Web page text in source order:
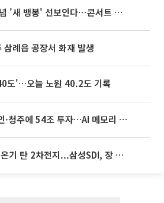
빅뱅, 20주년 기념 '새 뱅봉' 선보인다⋯콘서트 앞두고 팝업 개최
삼례읍 공장서 화재 발생
도'…오늘 노원 40.2도 기록
SK하이닉스, 용인·청주에 54조 투자…AI 메모리 생산기지 키운다
[특징주] 반도체 온기 탄 2차전지...삼성SDI, 장 초반 7% 넘게 껑충